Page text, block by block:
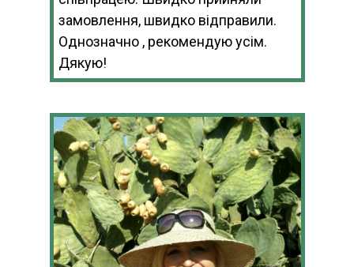
замовлення, швидко відправили.
Однозначно , рекомендую усім.
Дякую!